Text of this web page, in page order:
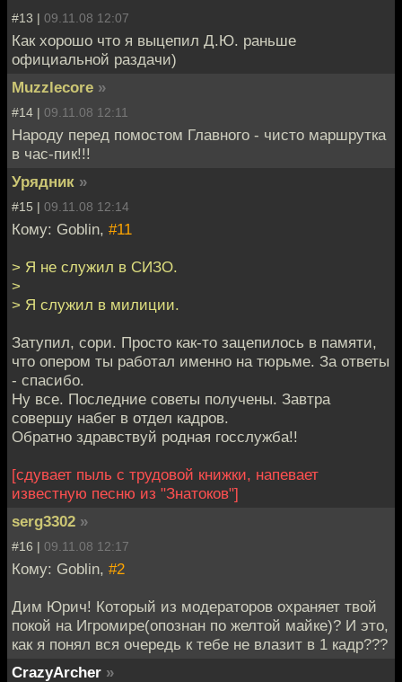
#13 | 09.11.08 12:07
Как хорошо что я выцепил Д.Ю. раньше
официальной раздачи)
Muzzlecore »
#14 | 09.11.08 12:11
Народу перед помостом Главного - чисто маршрутка
в час-пик!!!
Урядник »
#15 | 09.11.08 12:14
Кому: Goblin, #11
> Я не служил в СИЗО.
>
> Я служил в милиции.
Затупил, сори. Просто как-то зацепилось в памяти,
что опером ты работал именно на тюрьме. За ответы
- спасибо.
Ну все. Последние советы получены. Завтра
совершу набег в отдел кадров.
Обратно здравствуй родная госслужба!!
[сдувает пыль с трудовой книжки, напевает
известную песню из "Знатоков"]
serg3302 »
#16 | 09.11.08 12:17
Кому: Goblin, #2
Дим Юрич! Который из модераторов охраняет твой
покой на Игромире(опознан по желтой майке)? И это,
как я понял вся очередь к тебе не влазит в 1 кадр???
CrazyArcher »